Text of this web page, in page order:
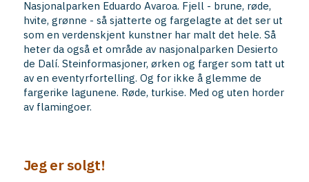
Nasjonalparken Eduardo Avaroa. Fjell - brune, røde,
hvite, grønne - så sjatterte og fargelagte at det ser ut
som en verdenskjent kunstner har malt det hele. Så
heter da også et område av nasjonalparken Desierto
de Dalí. Steinformasjoner, ørken og farger som tatt ut
av en eventyrfortelling. Og for ikke å glemme de
fargerike lagunene. Røde, turkise. Med og uten horder
av flamingoer.
Jeg er solgt!